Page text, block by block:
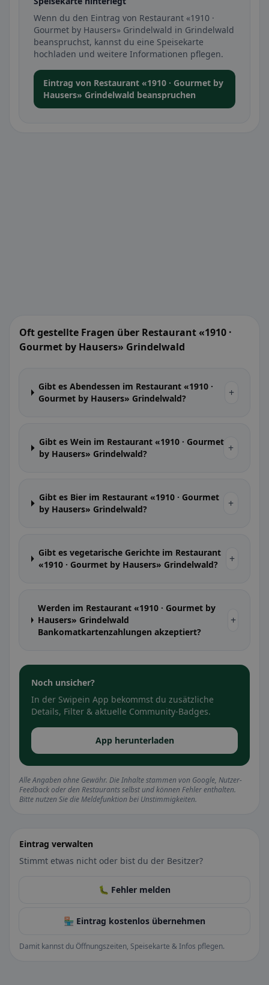
Wenn du den Eintrag von Restaurant «1910 ·
Gourmet by Hausers» Grindelwald in Grindelwald
beanspruchst, kannst du eine Speisekarte
hochladen und weitere Informationen pflegen.
Eintrag von Restaurant «1910 · Gourmet by
Hausers» Grindelwald beanspruchen
Oft gestellte Fragen über Restaurant «1910 ·
Gourmet by Hausers» Grindelwald
Gibt es Abendessen im Restaurant «1910 ·
Gourmet by Hausers» Grindelwald?
+
Gibt es Wein im Restaurant «1910 · Gourmet
by Hausers» Grindelwald?
+
Gibt es Bier im Restaurant «1910 · Gourmet
by Hausers» Grindelwald?
+
Gibt es vegetarische Gerichte im Restaurant
«1910 · Gourmet by Hausers» Grindelwald?
+
Werden im Restaurant «1910 · Gourmet by
Hausers» Grindelwald
Bankomatkartenzahlungen akzeptiert?
+
Noch unsicher?
In der Swipein App bekommst du zusätzliche
Details, Filter & aktuelle Community-Badges.
App herunterladen
Alle Angaben ohne Gewähr. Die Inhalte stammen von Google, Nutzer-
Feedback oder den Restaurants selbst und können Fehler enthalten.
Bitte nutzen Sie die Meldefunktion bei Unstimmigkeiten.
Eintrag verwalten
Stimmt etwas nicht oder bist du der Besitzer?
🐛 Fehler melden
🏪 Eintrag kostenlos übernehmen
Damit kannst du Öffnungszeiten, Speisekarte & Infos pflegen.